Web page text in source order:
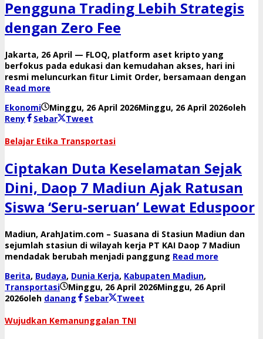
Pengguna Trading Lebih Strategis
dengan Zero Fee
Jakarta, 26 April — FLOQ, platform aset kripto yang
berfokus pada edukasi dan kemudahan akses, hari ini
resmi meluncurkan fitur Limit Order, bersamaan dengan
Read more
Ekonomi
Minggu, 26 April 2026Minggu, 26 April 2026oleh
Reny
Sebar
Tweet
​Belajar Etika Transportasi
Ciptakan Duta Keselamatan Sejak
Dini, Daop 7 Madiun Ajak Ratusan
Siswa ‘Seru-seruan’ Lewat Eduspoor
​Madiun, ArahJatim.com – Suasana di Stasiun Madiun dan
sejumlah stasiun di wilayah kerja PT KAI Daop 7 Madiun
mendadak berubah menjadi panggung Read more
Berita, Budaya, Dunia Kerja, Kabupaten Madiun,
Transportasi
Minggu, 26 April 2026Minggu, 26 April
2026oleh danang Sebar
Tweet
​Wujudkan Kemanunggalan TNI